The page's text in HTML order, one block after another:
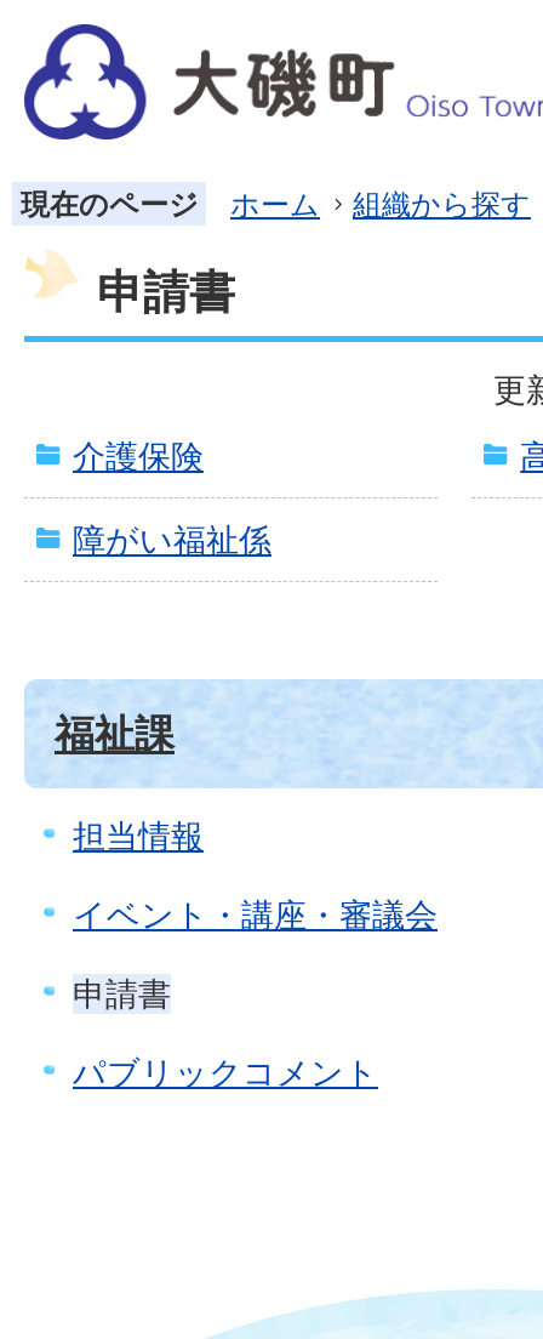
現在のページ ホーム 組織から探す
申請書
更
介護保険
障がい福祉係
福祉課
担当情報
イベント・講座・審議会
申請書
パブリックコメント